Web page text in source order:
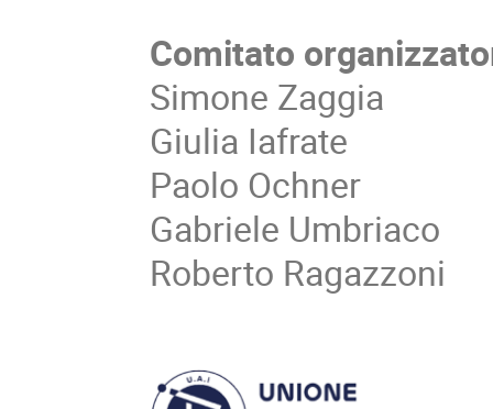
Comitato
Simone Zaggia
Giulia Iafrate
Paolo Ochner
Gabriele Umbriaco
Roberto Ragazzoni